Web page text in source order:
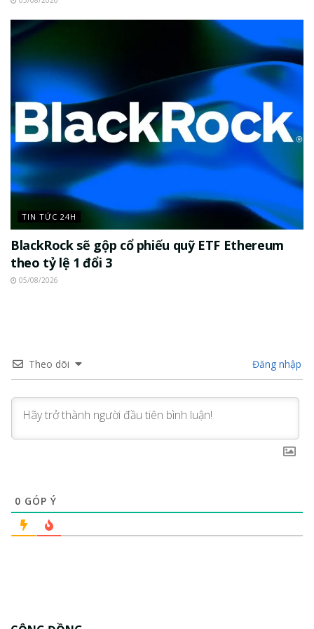
TIN TỨC 24H
BlackRock sẽ gộp cổ phiếu quỹ ETF Ethereum
theo tỷ lệ 1 đổi 3
05/08/2026
Theo dõi Đăng nhập
0 GÓP Ý